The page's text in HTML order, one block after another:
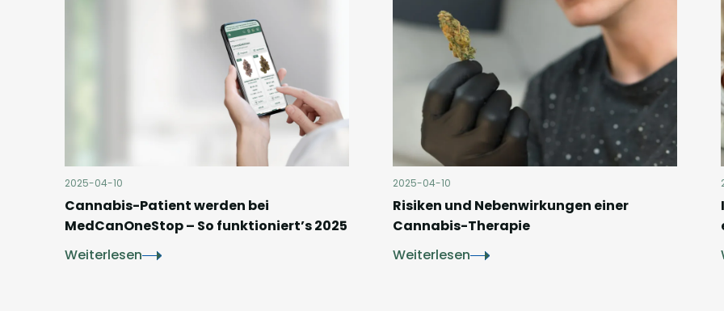
2025-04-10
Cannabis-Patient werden bei
MedCanOneStop – So funktioniert’s 2025
Weiterlesen
2025-04-10
Risiken und Nebenwirkungen einer
Cannabis-Therapie
Weiterlesen